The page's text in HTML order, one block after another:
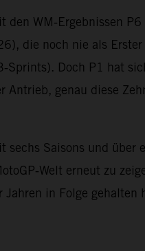
WM‑Ergebnissen
die noch nie als
Doch P1 hat
genau diese
sechs Saisons und
erneut zu
in Folge gehalten